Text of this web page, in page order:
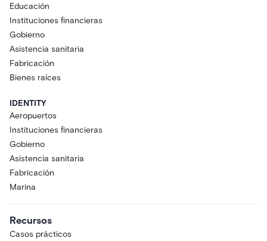
Educación
Instituciones financieras
Gobierno
Asistencia sanitaria
Fabricación
Bienes raíces
IDENTITY
Aeropuertos
Instituciones financieras
Gobierno
Asistencia sanitaria
Fabricación
Marina
Recursos
Casos prácticos